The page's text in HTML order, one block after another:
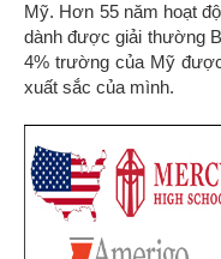
Mỹ. Hơn 55 năm hoạt
dành được giải thường
4% trường của Mỹ
xuất sắc của mình.